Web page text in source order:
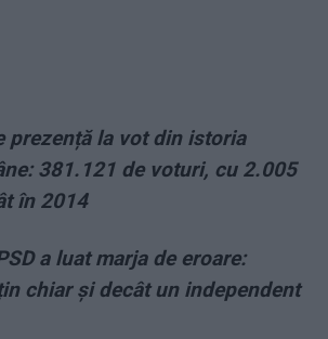
prezență la vot din istoria
381.121 de voturi, cu 2.005
în 2014
a luat marja de eroare:
chiar și decât un independent